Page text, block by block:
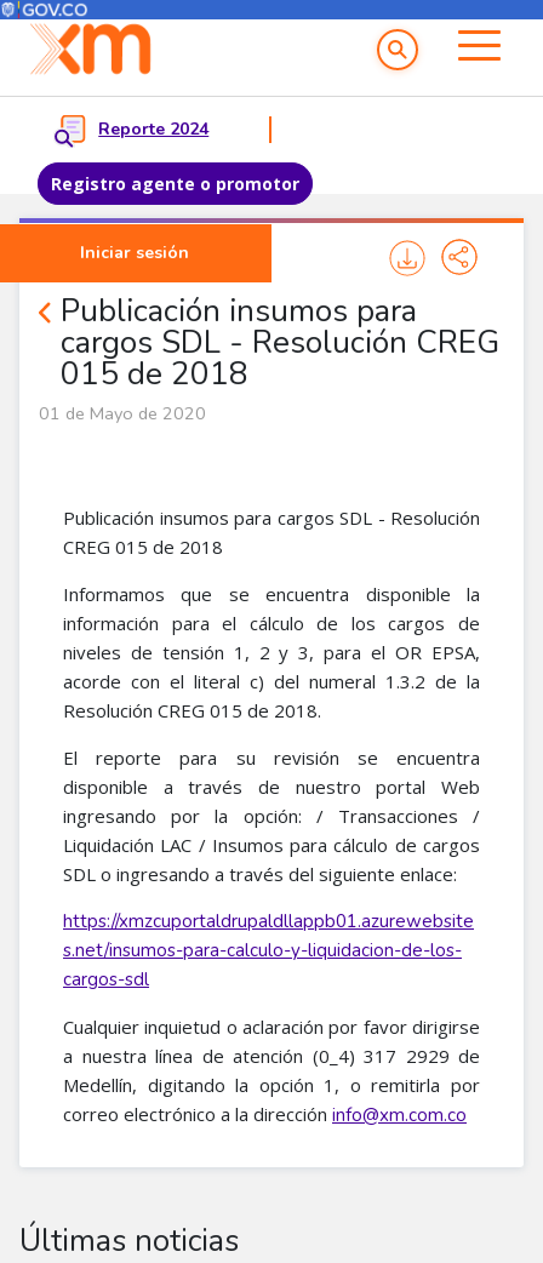
Pasar al contenido principal
Menú del Usuario
Reporte 2024
Registro agente o promotor
Iniciar sesión
Menu principal
Publicación insumos para
cargos SDL - Resolución CREG
015 de 2018
Noticias Agentes
01 de Mayo de 2020
Publicación insumos para cargos SDL - Resolución
CREG 015 de 2018
Informamos que se encuentra disponible la
información para el cálculo de los cargos de
niveles de tensión 1, 2 y 3, para el OR EPSA,
acorde con el literal c) del numeral 1.3.2 de la
Resolución CREG 015 de 2018.
El reporte para su revisión se encuentra
disponible a través de nuestro portal Web
ingresando por la opción: / Transacciones /
Liquidación LAC / Insumos para cálculo de cargos
SDL o ingresando a través del siguiente enlace:
https://xmzcuportaldrupaldllappb01.azurewebsite
s.net/insumos-para-calculo-y-liquidacion-de-los-
cargos-sdl
Cualquier inquietud o aclaración por favor dirigirse
a nuestra línea de atención (0_4) 317 2929 de
Medellín, digitando la opción 1, o remitirla por
correo electrónico a la dirección info@xm.com.co
Últimas noticias